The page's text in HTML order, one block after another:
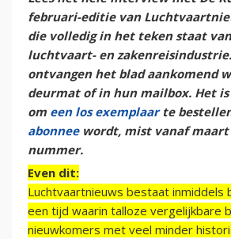
februari-editie van
die volledig in het teken staat
luchtvaart- en
ontvangen het blad aankomend
deurmat of in hun mailbox. Het
om een los exemplaarte
abonneewordt, mist vanaf maart
nummer.
Even dit:
Luchtvaartnieuws bestaat inmiddels
een tijd waarin talloze vergelijkbare
nieuwkomers met veel minder